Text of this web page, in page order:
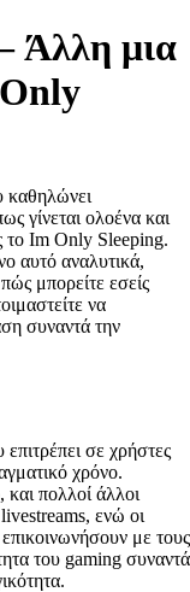
Άλλη μια
καθηλώνει
γίνεται ολοένα και
το Im Only Sleeping.
αυτό αναλυτικά,
μπορείτε εσείς
να
συναντά την
σε χρήστες
χρόνο.
πολλοί άλλοι
livestreams, ενώ οι
με τους
του gaming συναντά